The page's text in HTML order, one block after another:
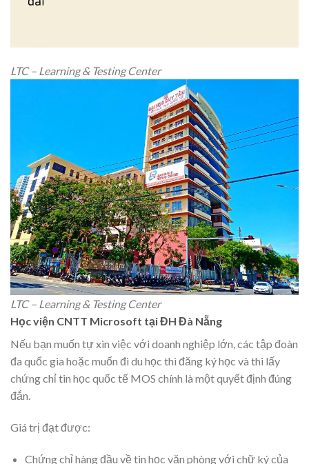
LTC – Learning & Testing Center
LTC – Learning & Testing Center
Học viện CNTT Microsoft tại ĐH Đà Nẵng
Nếu bạn muốn tự xin việc với doanh nghiệp lớn, các tập đoàn
đa quốc gia hoặc muốn đi du học thì đăng ký học và thi lấy
chứng chỉ tin học quốc tế MOS chính là một quyết định đúng
đắn.
Giá trị đạt được:
Chứng chỉ hàng đầu về tin học văn phòng với chữ ký của